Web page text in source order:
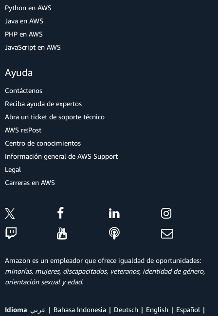
Python en AWS
Java en AWS
PHP en AWS
JavaScript en AWS
Ayuda
Contáctenos
Reciba ayuda de expertos
Abra un ticket de soporte técnico
AWS re:Post
Centro de conocimientos
Información general de AWS Support
Legal
Carreras en AWS
Amazon es un empleador que ofrece igualdad de oportunidades:
minorías, mujeres, discapacitados, veteranos, identidad de género,
orientación sexual y edad.
Idioma عربي Bahasa Indonesia Deutsch English Español